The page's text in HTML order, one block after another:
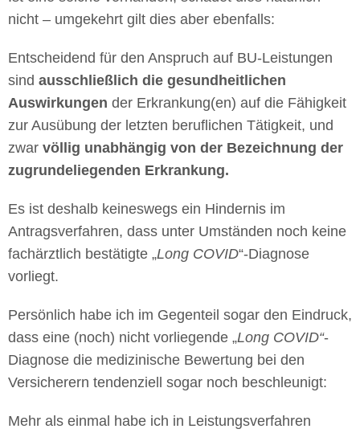
nicht – umgekehrt gilt dies aber ebenfalls:
Entscheidend für den Anspruch auf BU-Leistungen
sind ausschließlich die gesundheitlichen
Auswirkungen der Erkrankung(en) auf die Fähigkeit
zur Ausübung der letzten beruflichen Tätigkeit, und
zwar völlig unabhängig von der Bezeichnung der
zugrundeliegenden Erkrankung.
Es ist deshalb keineswegs ein Hindernis im
Antragsverfahren, dass unter Umständen noch keine
fachärztlich bestätigte „Long COVID“-Diagnose
vorliegt.
Persönlich habe ich im Gegenteil sogar den Eindruck,
dass eine (noch) nicht vorliegende „Long COVID“-
Diagnose die medizinische Bewertung bei den
Versicherern tendenziell sogar noch beschleunigt:
Mehr als einmal habe ich in Leistungsverfahren